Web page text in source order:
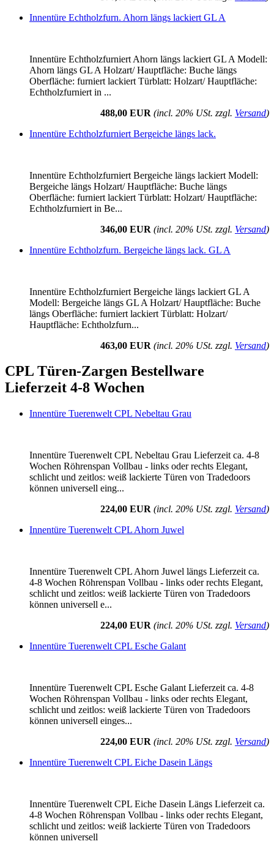
Innentüre Echtholzfurn. Ahorn längs lackiert GL A
Innentüre Echtholzfurniert Ahorn längs lackiert GL A Modell:
Ahorn längs GL A Holzart/ Hauptfläche: Buche längs
Oberfläche: furniert lackiert Türblatt: Holzart/ Hauptfläche:
Echtholzfurniert in ...
488,00 EUR (incl. 20% USt. zzgl. Versand)
Innentüre Echtholzfurniert Bergeiche längs lack.
Innentüre Echtholzfurniert Bergeiche längs lackiert Modell:
Bergeiche längs Holzart/ Hauptfläche: Buche längs
Oberfläche: furniert lackiert Türblatt: Holzart/ Hauptfläche:
Echtholzfurniert in Be...
346,00 EUR (incl. 20% USt. zzgl. Versand)
Innentüre Echtholzfurn. Bergeiche längs lack. GL A
Innentüre Echtholzfurniert Bergeiche längs lackiert GL A
Modell: Bergeiche längs GL A Holzart/ Hauptfläche: Buche
längs Oberfläche: furniert lackiert Türblatt: Holzart/
Hauptfläche: Echtholzfurn...
463,00 EUR (incl. 20% USt. zzgl. Versand)
CPL Türen-Zargen Bestellware
Lieferzeit 4-8 Wochen
Innentüre Tuerenwelt CPL Nebeltau Grau
Innentüre Tuerenwelt CPL Nebeltau Grau Lieferzeit ca. 4-8
Wochen Röhrenspan Vollbau - links oder rechts Elegant,
schlicht und zeitlos: weiß lackierte Türen von Tradedoors
können universell eing...
224,00 EUR (incl. 20% USt. zzgl. Versand)
Innentüre Tuerenwelt CPL Ahorn Juwel
Innentüre Tuerenwelt CPL Ahorn Juwel längs Lieferzeit ca.
4-8 Wochen Röhrenspan Vollbau - links oder rechts Elegant,
schlicht und zeitlos: weiß lackierte Türen von Tradedoors
können universell e...
224,00 EUR (incl. 20% USt. zzgl. Versand)
Innentüre Tuerenwelt CPL Esche Galant
Innentüre Tuerenwelt CPL Esche Galant Lieferzeit ca. 4-8
Wochen Röhrenspan Vollbau - links oder rechts Elegant,
schlicht und zeitlos: weiß lackierte Türen von Tradedoors
können universell einges...
224,00 EUR (incl. 20% USt. zzgl. Versand)
Innentüre Tuerenwelt CPL Eiche Dasein Längs
Innentüre Tuerenwelt CPL Eiche Dasein Längs Lieferzeit ca.
4-8 Wochen Röhrenspan Vollbau - links oder rechts Elegant,
schlicht und zeitlos: weiß lackierte Türen von Tradedoors
können universell